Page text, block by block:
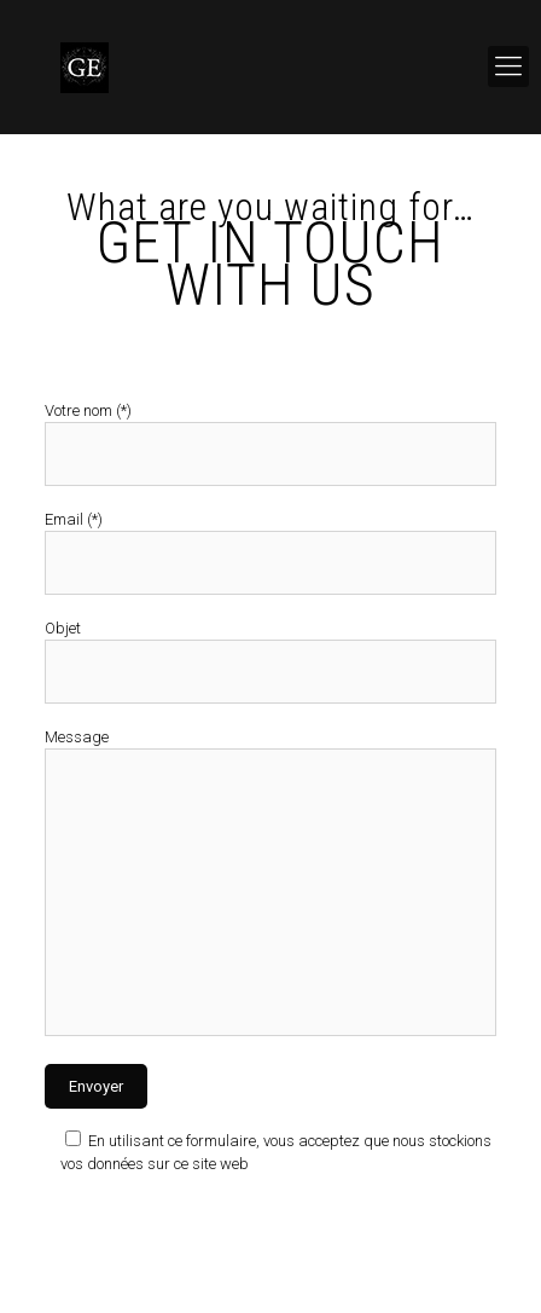
What are you waiting for…
GET IN TOUCH
WITH US
Votre nom (*)
Email (*)
Objet
Message
En utilisant ce formulaire, vous acceptez que nous stockions
vos données sur ce site web